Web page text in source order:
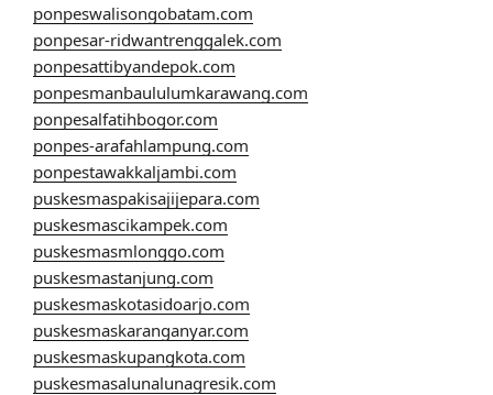
ponpeswalisongobatam.com
ponpesar-ridwantrenggalek.com
ponpesattibyandepok.com
ponpesmanbaululumkarawang.com
ponpesalfatihbogor.com
ponpes-arafahlampung.com
ponpestawakkaljambi.com
puskesmaspakisajijepara.com
puskesmascikampek.com
puskesmasmlonggo.com
puskesmastanjung.com
puskesmaskotasidoarjo.com
puskesmaskaranganyar.com
puskesmaskupangkota.com
puskesmasalunalunagresik.com